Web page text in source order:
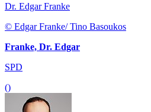
Dr. Edgar Franke
© Edgar Franke/ Tino Basoukos
Franke, Dr. Edgar
SPD
()